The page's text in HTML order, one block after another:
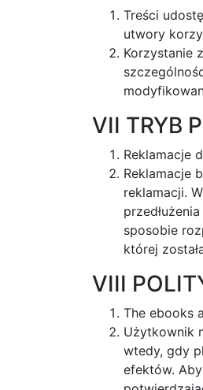
Treści
utwory
Korzystanie
VII TRYB
Reklamacje
Reklamacje
reklamacji.
sposobie
której
VIII
The ebooks
Użytkownik
wtedy, gdy
efektów.